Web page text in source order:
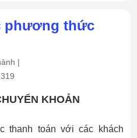
phương thức
|
KHOẢN
thanh toán với các khách